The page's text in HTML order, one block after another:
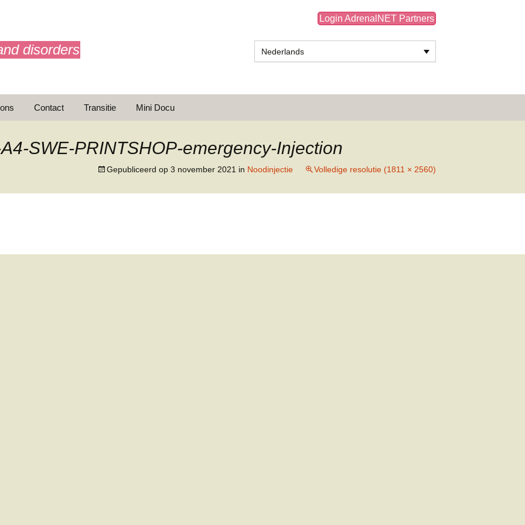
disorders
Login AdrenalNET Partners
Nederlands
Contact Transitie Mini Docu
SWE-PRINTSHOP-emergency-Injection
Gepubliceerd op 3 november 2021 in Noodinjectie Volledige resolutie (1811 × 2560)